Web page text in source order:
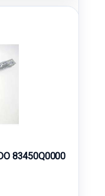
83450Q0000